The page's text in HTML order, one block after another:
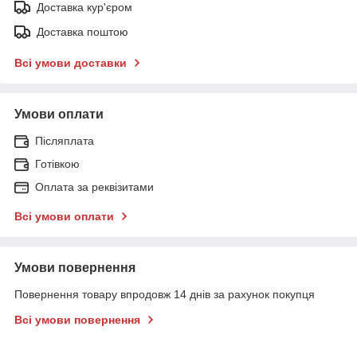
Доставка кур'єром
Доставка поштою
Всі умови доставки
Умови оплати
Післяплата
Готівкою
Оплата за реквізитами
Всі умови оплати
Умови повернення
Повернення товару впродовж 14 днів за рахунок покупця
Всі умови повернення